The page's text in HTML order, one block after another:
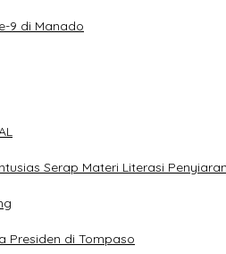
9 di Manado
Serap Materi Literasi Penyiaran
Presiden di Tompaso